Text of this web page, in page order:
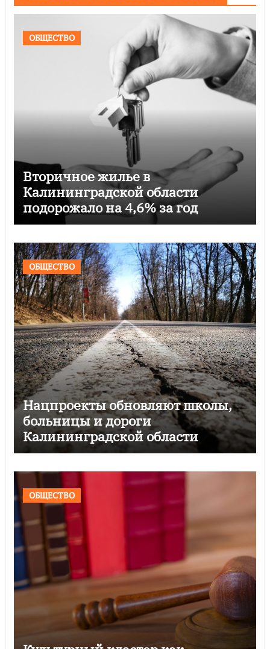
ОБЩЕСТВО
Вторичное жилье в
Калининградской области
подорожало на 4,6% за год
ОБЩЕСТВО
Нацпроекты обновляют школы,
больницы и дороги
Калининградской области
ОБЩЕСТВО